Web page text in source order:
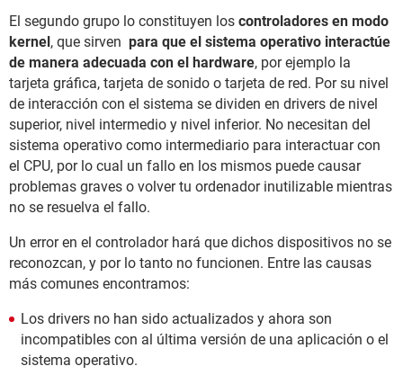
El segundo grupo lo constituyen los controladores en modo
kernel, que sirven para que el sistema operativo interactúe
de manera adecuada con el hardware, por ejemplo la
tarjeta gráfica, tarjeta de sonido o tarjeta de red. Por su nivel
de interacción con el sistema se dividen en drivers de nivel
superior, nivel intermedio y nivel inferior. No necesitan del
sistema operativo como intermediario para interactuar con
el CPU, por lo cual un fallo en los mismos puede causar
problemas graves o volver tu ordenador inutilizable mientras
no se resuelva el fallo.
Un error en el controlador hará que dichos dispositivos no se
reconozcan, y por lo tanto no funcionen. Entre las causas
más comunes encontramos:
Los drivers no han sido actualizados y ahora son
incompatibles con al última versión de una aplicación o el
sistema operativo.